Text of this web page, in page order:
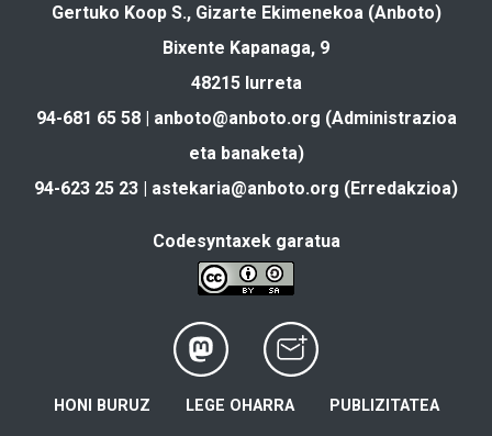
Gertuko Koop S., Gizarte Ekimenekoa (Anboto)
Bixente Kapanaga, 9
48215 Iurreta
94-681 65 58 | anboto@anboto.org (Administrazioa
eta banaketa)
94-623 25 23 | astekaria@anboto.org (Erredakzioa)
Codesyntaxek garatua
HONI BURUZ LEGE OHARRA PUBLIZITATEA